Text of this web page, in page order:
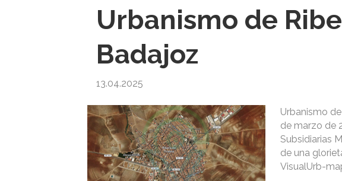
Urbanismo de
Badajoz
13.04.2025
Urbanismo
de marzo de
Subsidiarias
de una
VisualUrb-